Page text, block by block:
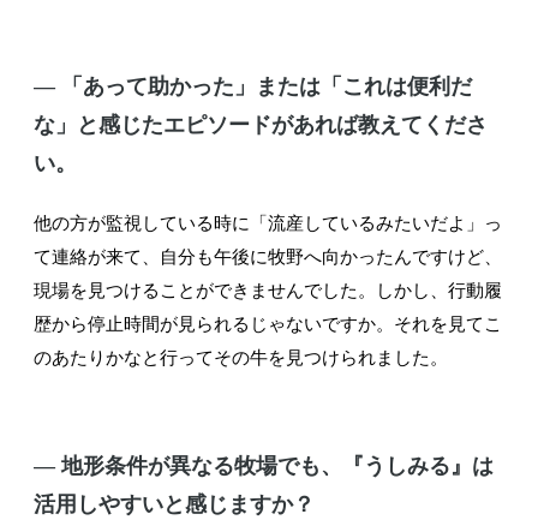
― 「あって助かった」または「これは便利だ
な」と感じたエピソードがあれば教えてくださ
い。
他の方が監視している時に「流産しているみたいだよ」っ
て連絡が来て、自分も午後に牧野へ向かったんですけど、
現場を見つけることができませんでした。しかし、行動履
歴から停止時間が見られるじゃないですか。それを見てこ
のあたりかなと行ってその牛を見つけられました。
― 地形条件が異なる牧場でも、『うしみる』は
活用しやすいと感じますか？